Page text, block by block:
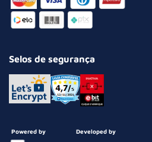
Selos de segurança
Powered by Developed by